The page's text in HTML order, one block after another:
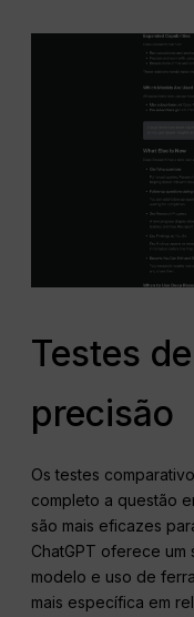
Testes
precisão
Os testes
completo a questão
são mais eficazes
ChatGPT oferece um
modelo e uso de
mais específica em